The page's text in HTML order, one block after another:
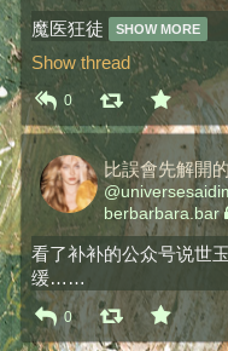
魔医狂徒 SHOW MORE
Show thread
0
比誤會先解開
@
berbarbara.bar
看了补补的公众号说世
缓……
0